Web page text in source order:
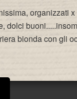
organizzati
bionda con gli